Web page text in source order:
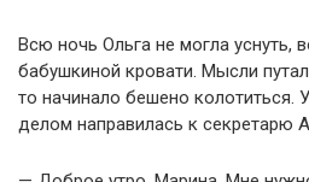
Всю ночь Ольга не могла уснуть,
бабушкиной кровати. Мысли
то начинало бешено
делом направилась к секретарю